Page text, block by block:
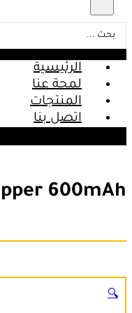
الرئيسية
لمحة عنا
المنتجات
اتصل بنا
600mAh
🔍